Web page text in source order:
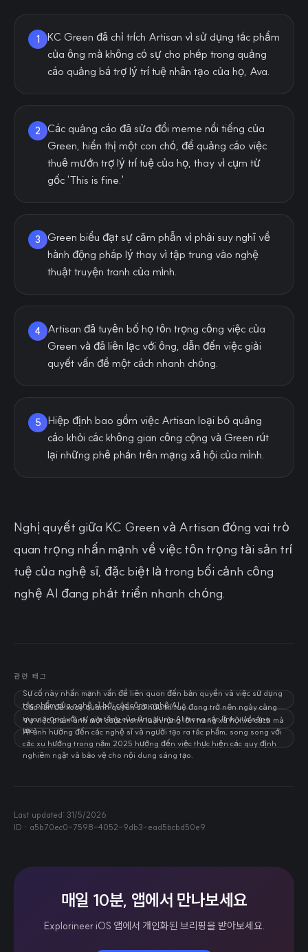
1
KC Green đã chỉ trích Artisan vì sử dụng tác phẩm
của ông mà không có sự cho phép trong quảng
cáo quảng bá trợ lý trí tuệ nhân tạo của họ, Ava.
2
Các quảng cáo đã sửa đổi meme nổi tiếng của
Green, hiển thị một con chó, để quảng cáo việc
thuê mướn trợ lý trí tuệ của họ, thay vì cụm từ
gốc 'This is fine.'
3
Green biểu đạt sự căm phẫn vì phải suy nghĩ về
hành động pháp lý thay vì tập trung vào nghệ
thuật truyện tranh của mình.
4
Artisan đã tuyên bố họ tôn trọng công việc của
Green và đã liên lạc với ông, dẫn đến việc giải
quyết vấn đề một cách nhanh chóng.
5
Hiệp định bao gồm việc Artisan loại bỏ quảng
cáo khỏi các không gian công cộng và Green rút
lại những phê phán trên mạng xã hội của mình.
Nghị quyết giữa KC Green và Artisan đóng vai trò
quan trọng nhấn mạnh về việc tôn trọng tài sản trí
tuệ của nghệ sĩ, đặc biệt là trong bối cảnh công
nghệ AI đang phát triển nhanh chóng.
관련 태그
Sự cố này nhấn mạnh vấn đề liên quan đến bản quyền và việc sử dụng
tác phẩm của nghệ sĩ bởi các công nghệ AI.
Các vấn đề xoay quanh quyền sở hữu trí tuệ đang trở nên ngày càng
quan trọng với sự gia tăng của ứng dụng AI trong các lĩnh vực sáng
tạo.
Vụ việc phản ánh một cuộc tranh luận rộng lớn trong xã hội về cách mà
AI ảnh hưởng đến các nghệ sĩ và người tạo ra tác phẩm, song song với
các xu hướng trong năm 2025 hướng đến việc thực hiện các quy định
nghiêm ngặt và bảo vệ cho nội dung sáng tạo.
Last updated: 31/5/2026
ID · a5b70ec0-7598-4052-9db3-ead5bcbd50e9
매일 10분, 앱에서 만나보세요
Explorineer iOS 앱에서 개인화된 브리핑을 받아보세요.